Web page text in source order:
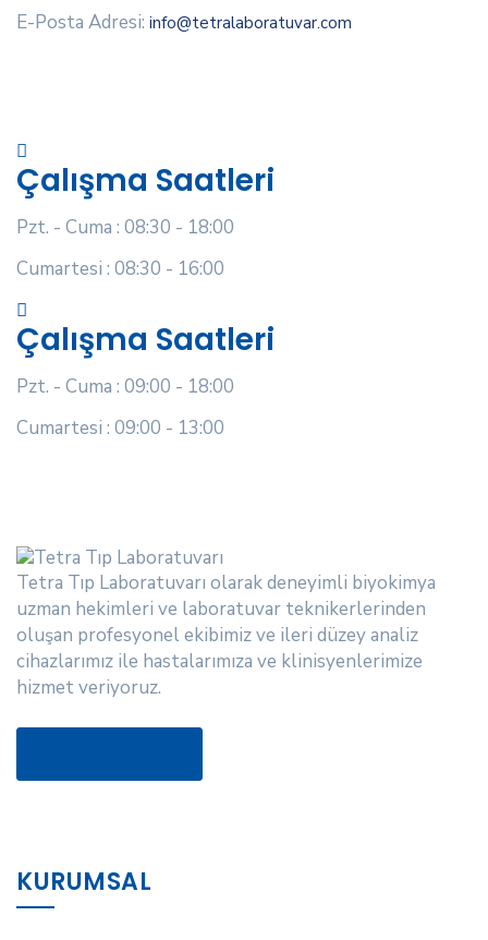
E-Posta Adresi: info@tetralaboratuvar.com
Çalışma Saatleri
Pzt. - Cuma : 08:30 - 18:00
Cumartesi : 08:30 - 16:00
Çalışma Saatleri
Pzt. - Cuma : 09:00 - 18:00
Cumartesi : 09:00 - 13:00
Tetra Tıp Laboratuvarı olarak deneyimli biyokimya
uzman hekimleri ve laboratuvar teknikerlerinden
oluşan profesyonel ekibimiz ve ileri düzey analiz
cihazlarımız ile hastalarımıza ve klinisyenlerimize
hizmet veriyoruz.
KURUMSAL